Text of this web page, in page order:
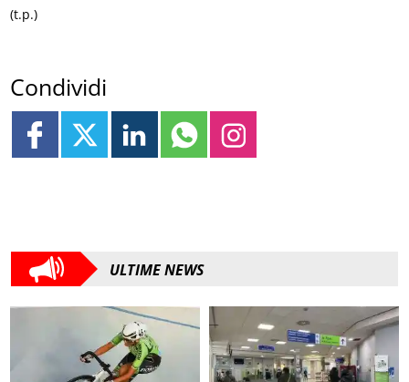
(t.p.)
Condividi
ULTIME NEWS